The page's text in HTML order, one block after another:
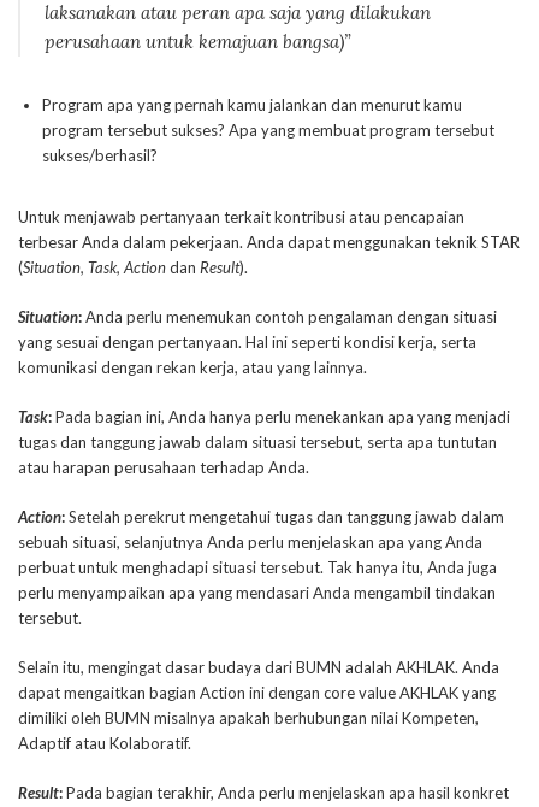
laksanakan atau peran apa saja yang dilakukan
perusahaan untuk kemajuan bangsa)”
Program apa yang pernah kamu jalankan dan menurut kamu
program tersebut sukses? Apa yang membuat program tersebut
sukses/berhasil?
Untuk menjawab pertanyaan terkait kontribusi atau pencapaian
terbesar Anda dalam pekerjaan. Anda dapat menggunakan teknik STAR
(Situation, Task, Actiondan Result).
Situation:Anda perlu menemukan contoh pengalaman dengan situasi
yang sesuai dengan pertanyaan. Hal ini seperti kondisi kerja, serta
komunikasi dengan rekan kerja, atau yang lainnya.
Task:Pada bagian ini, Anda hanya perlu menekankan apa yang menjadi
tugas dan tanggung jawab dalam situasi tersebut, serta apa tuntutan
atau harapan perusahaan terhadap Anda.
Action:Setelah perekrut mengetahui tugas dan tanggung jawab dalam
sebuah situasi, selanjutnya Anda perlu menjelaskan apa yang Anda
perbuat untuk menghadapi situasi tersebut. Tak hanya itu, Anda juga
perlu menyampaikan apa yang mendasari Anda mengambil tindakan
tersebut.
Selain itu, mengingat dasar budaya dari BUMN adalah AKHLAK. Anda
dapat mengaitkan bagian Action ini dengan core value AKHLAK yang
dimiliki oleh BUMN misalnya apakah berhubungan nilai Kompeten,
Adaptif atau Kolaboratif.
Result:Pada bagian terakhir, Anda perlu menjelaskan apa hasil konkret